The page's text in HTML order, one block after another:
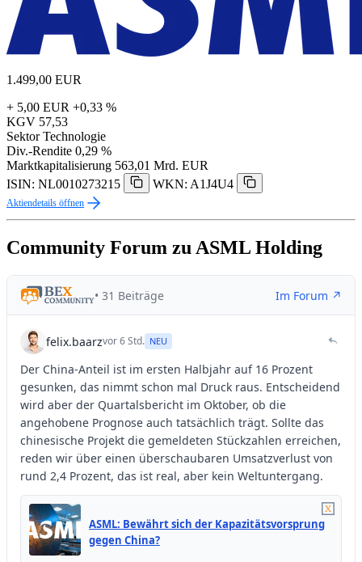
1.499,00 EUR
+ 5,00 EUR +0,33 %
KGV 57,53
Sektor Technologie
Div.-Rendite 0,29 %
Marktkapitalisierung 563,01 Mrd. EUR
ISIN: NL0010273215
WKN: A1J4U4
Aktiendetails öffnen
Community Forum zu ASML Holding